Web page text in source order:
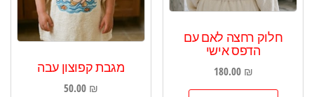
חלוק רחצה לאם עם
הדפס אישי
180.00 ₪ מגבת קפוצון עבה
50.00 ₪